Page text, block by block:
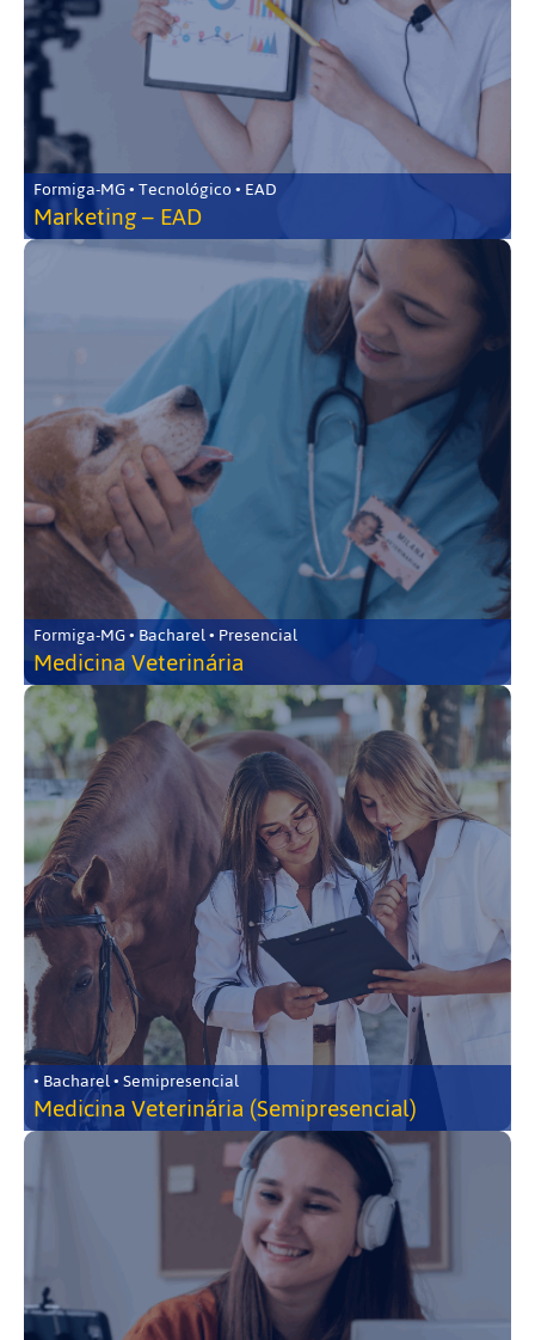
Formiga-MG • Tecnológico • EAD
Marketing – EAD
Formiga-MG • Bacharel • Presencial
Medicina Veterinária
• Bacharel • Semipresencial
Medicina Veterinária (Semipresencial)